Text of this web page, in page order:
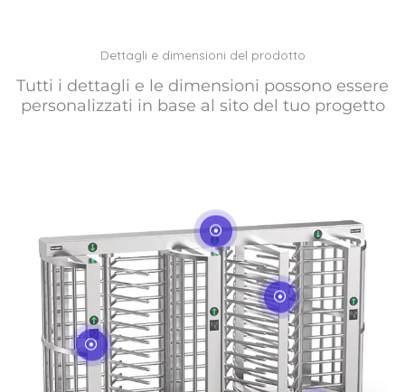
Dettagli e dimensioni del prodotto
Tutti i dettagli e le dimensioni possono essere
personalizzati in base al sito del tuo progetto